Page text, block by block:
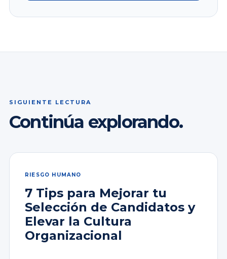
SIGUIENTE LECTURA
Continúa explorando.
RIESGO HUMANO
7 Tips para Mejorar tu
Selección de Candidatos y
Elevar la Cultura
Organizacional